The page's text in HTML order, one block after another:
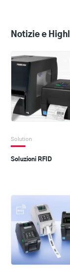
Notizie e
Solution
Soluzioni RFID